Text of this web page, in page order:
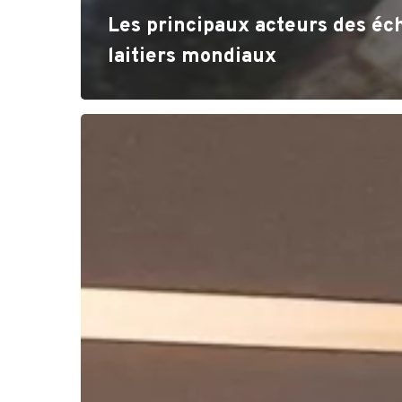
Les principaux acteurs des
laitiers mondiaux
2022
perspectives